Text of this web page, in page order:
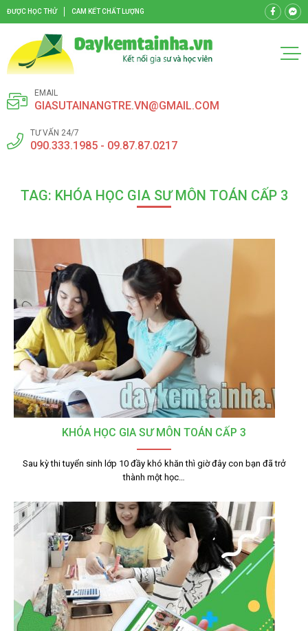
ĐƯỢC HỌC THỬ CAM KẾT CHẤT LƯỢNG
EMAIL
GIASUTAINANGTRE.VN@GMAIL.COM
TƯ VẤN 24/7
090.333.1985 - 09.87.87.0217
TAG: KHÓA HỌC GIA SƯ MÔN TOÁN CẤP 3
KHÓA HỌC GIA SƯ MÔN TOÁN CẤP 3
Sau kỳ thi tuyển sinh lớp 10 đầy khó khăn thì giờ đây con bạn đã trở
thành một học…